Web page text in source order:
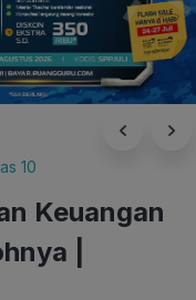
10
Keuangan
|